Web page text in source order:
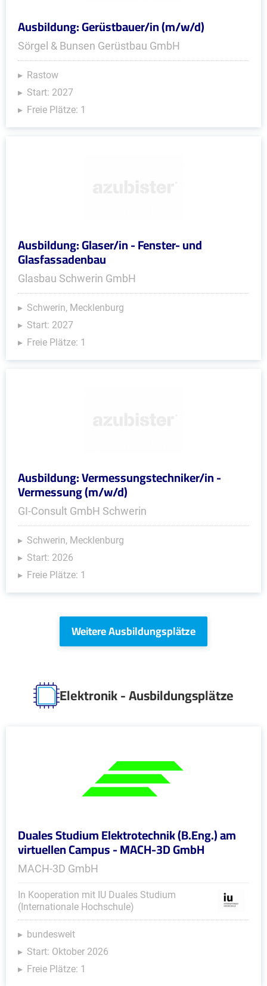
Ausbildung: Gerüstbauer/in (m/w/d)
Sörgel & Bunsen Gerüstbau GmbH
Rastow
Start: 2027
Freie Plätze: 1
Ausbildung: Glaser/in - Fenster- und
Glasfassadenbau
Glasbau Schwerin GmbH
Schwerin, Mecklenburg
Start: 2027
Freie Plätze: 1
Ausbildung: Vermessungstechniker/in -
Vermessung (m/w/d)
GI-Consult GmbH Schwerin
Schwerin, Mecklenburg
Start: 2026
Freie Plätze: 1
Weitere Ausbildungsplätze
Elektronik - Ausbildungsplätze
Duales Studium Elektrotechnik (B.Eng.) am
virtuellen Campus - MACH-3D GmbH
MACH-3D GmbH
In Kooperation mit IU Duales Studium
(Internationale Hochschule)
bundesweit
Start: Oktober 2026
Freie Plätze: 1